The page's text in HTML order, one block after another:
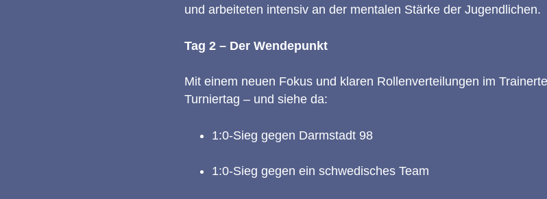
und arbeiteten intensiv an der mentalen Stärke der Jugendlichen.
Tag 2 – Der Wendepunkt
Mit einem neuen Fokus und klaren Rollenverteilungen im
Turniertag – und siehe da:
1:0-Sieg gegen Darmstadt 98
1:0-Sieg gegen ein schwedisches Team